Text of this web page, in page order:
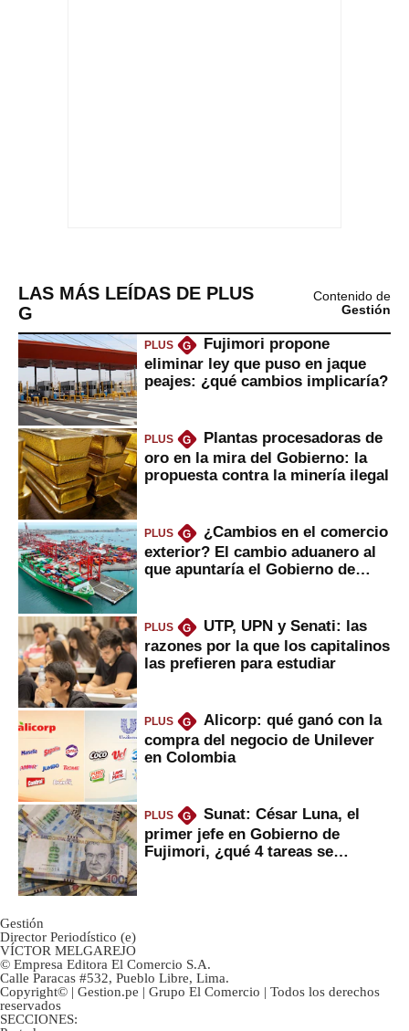
LAS MÁS LEÍDAS DE PLUS
G
Contenido de
Gestión
PLUS G
Fujimori propone
eliminar ley que puso en jaque
peajes: ¿qué cambios implicaría?
PLUS G
Plantas procesadoras de
oro en la mira del Gobierno: la
propuesta contra la minería ilegal
PLUS G
¿Cambios en el comercio
exterior? El cambio aduanero al
que apuntaría el Gobierno de
PLUS G
UTP, UPN y Senati: las
razones por la que los capitalinos
las prefieren para estudiar
PLUS G
Alicorp: qué ganó con la
compra del negocio de Unilever
en Colombia
PLUS G
Sunat: César Luna, el
primer jefe en Gobierno de
Fujimori, ¿qué 4 tareas se
Gestión
Director Periodístico (e)
VÍCTOR MELGAREJO
© Empresa Editora El Comercio S.A.
Calle Paracas #532, Pueblo Libre, Lima.
Copyright© | Gestion.pe | Grupo El Comercio | Todos los derechos
reservados
SECCIONES: